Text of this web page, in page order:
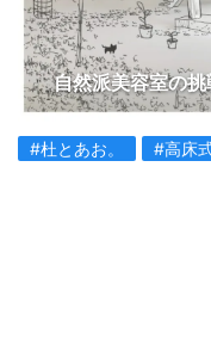
自然派美容室の挑
#杜とあお。 #高床